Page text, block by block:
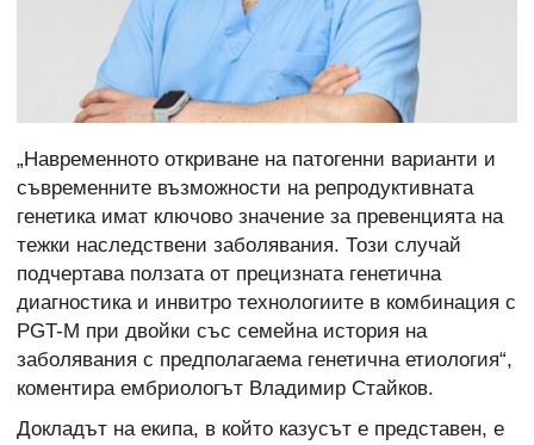
„Навременното откриване на патогенни варианти и
съвременните възможности на репродуктивната
генетика имат ключово значение за превенцията на
тежки наследствени заболявания. Този случай
подчертава ползата от прецизната генетична
диагностика и инвитро технологиите в комбинация с
PGT-M при двойки със семейна история на
заболявания с предполагаема генетична етиология“,
коментира ембриологът Владимир Стайков.
Докладът на екипа, в който казусът е представен, е